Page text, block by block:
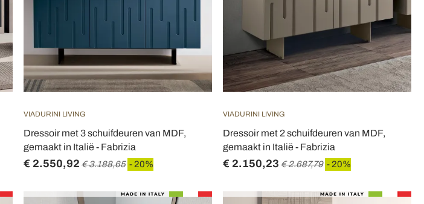
VIADURINI LIVING
Dressoir met 3 schuifdeuren van MDF,
gemaakt in Italië - Fabrizia
€ 2.550,92 € 3.188,65 - 20%
VIADURINI LIVING
Dressoir met 2 schuifdeuren van MDF,
gemaakt in Italië - Fabrizia
€ 2.150,23 € 2.687,79 - 20%